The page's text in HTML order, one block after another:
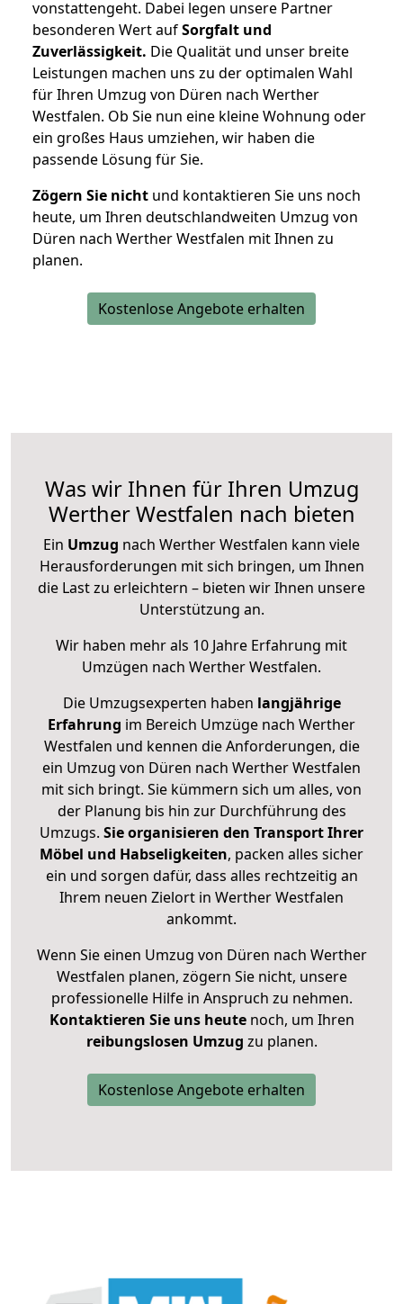
vonstattengeht. Dabei legen unsere Partner
besonderen Wert aufSorgfalt und
Zuverlässigkeit. Die Qualität und unser breite
Leistungen machen uns zu der optimalen Wahl
für Ihren Umzug von Düren nach Werther
Westfalen. Ob Sie nun eine kleine Wohnung oder
ein großes Haus umziehen, wir haben die
passende Lösung für Sie.
Zögern Sie nicht und kontaktieren Sie uns noch
heute, um Ihren deutschlandweiten Umzug von
Düren nach Werther Westfalen mit Ihnen zu
planen.
Kostenlose Angebote erhalten
Was wir Ihnen für Ihren Umzug
Werther Westfalen nach bieten
Ein Umzug nach Werther Westfalen kann viele
Herausforderungen mit sich bringen, um Ihnen
die Last zu erleichtern – bieten wir Ihnen unsere
Unterstützung an.
Wir haben mehr als 10 Jahre Erfahrung mit
Umzügen nach Werther Westfalen.
Die Umzugsexperten haben langjährige
Erfahrung im Bereich Umzüge nach Werther
Westfalen und kennen die Anforderungen, die
ein Umzug von Düren nach Werther Westfalen
mit sich bringt. Sie kümmern sich um alles, von
der Planung bis hin zur Durchführung des
Umzugs. Sie organisieren den Transport Ihrer
Möbel und Habseligkeiten, packen alles sicher
ein und sorgen dafür, dass alles rechtzeitig an
Ihrem neuen Zielort in Werther Westfalen
ankommt.
Wenn Sie einen Umzug von Düren nach Werther
Westfalen planen, zögern Sie nicht, unsere
professionelle Hilfe in Anspruch zu nehmen.
Kontaktieren Sie uns heutenoch, um Ihren
reibungslosen Umzug zu planen.
Kostenlose Angebote erhalten